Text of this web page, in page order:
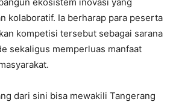
kolaboratif. Ia berharap para peserta
kompetisi tersebut sebagai sarana
sekaligus memperluas manfaat
dari sini bisa mewakili Tangerang